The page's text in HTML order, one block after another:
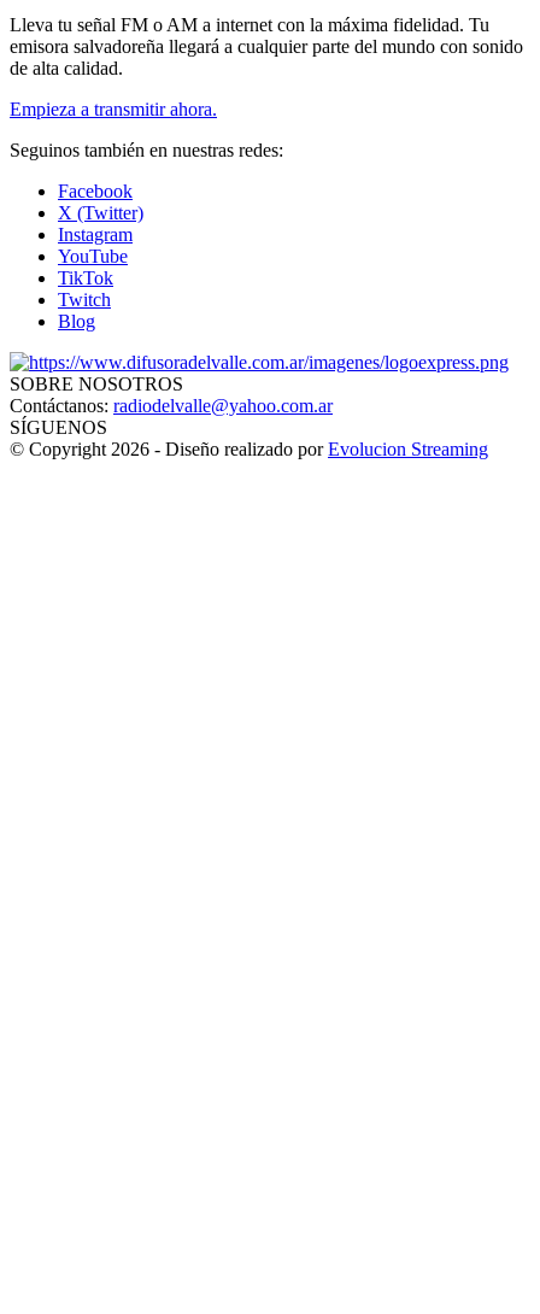
Lleva tu señal FM o AM a internet con la máxima fidelidad. Tu
emisora salvadoreña llegará a cualquier parte del mundo con sonido
de alta calidad.
Empieza a transmitir ahora.
Seguinos también en nuestras redes:
Facebook
X (Twitter)
Instagram
YouTube
TikTok
Twitch
Blog
SOBRE NOSOTROS
Contáctanos: radiodelvalle@yahoo.com.ar
SÍGUENOS
© Copyright 2026 - Diseño realizado porEvolucion Streaming